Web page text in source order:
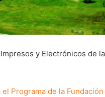
y Electrónicos de
Programa de la Fundación